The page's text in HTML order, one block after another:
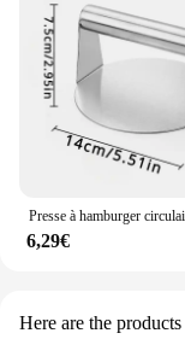
6,29€
Here are the